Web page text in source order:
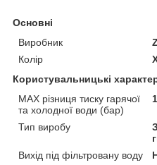
Основні
Виробник
Колір
Користувальницькі
MAX різниця тиску гарячої
та холодної води (бар)
Тип виробу
Вихід під фільтровану воду